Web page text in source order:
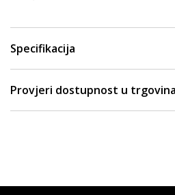
Specifikacija
Provjeri dostupnost u